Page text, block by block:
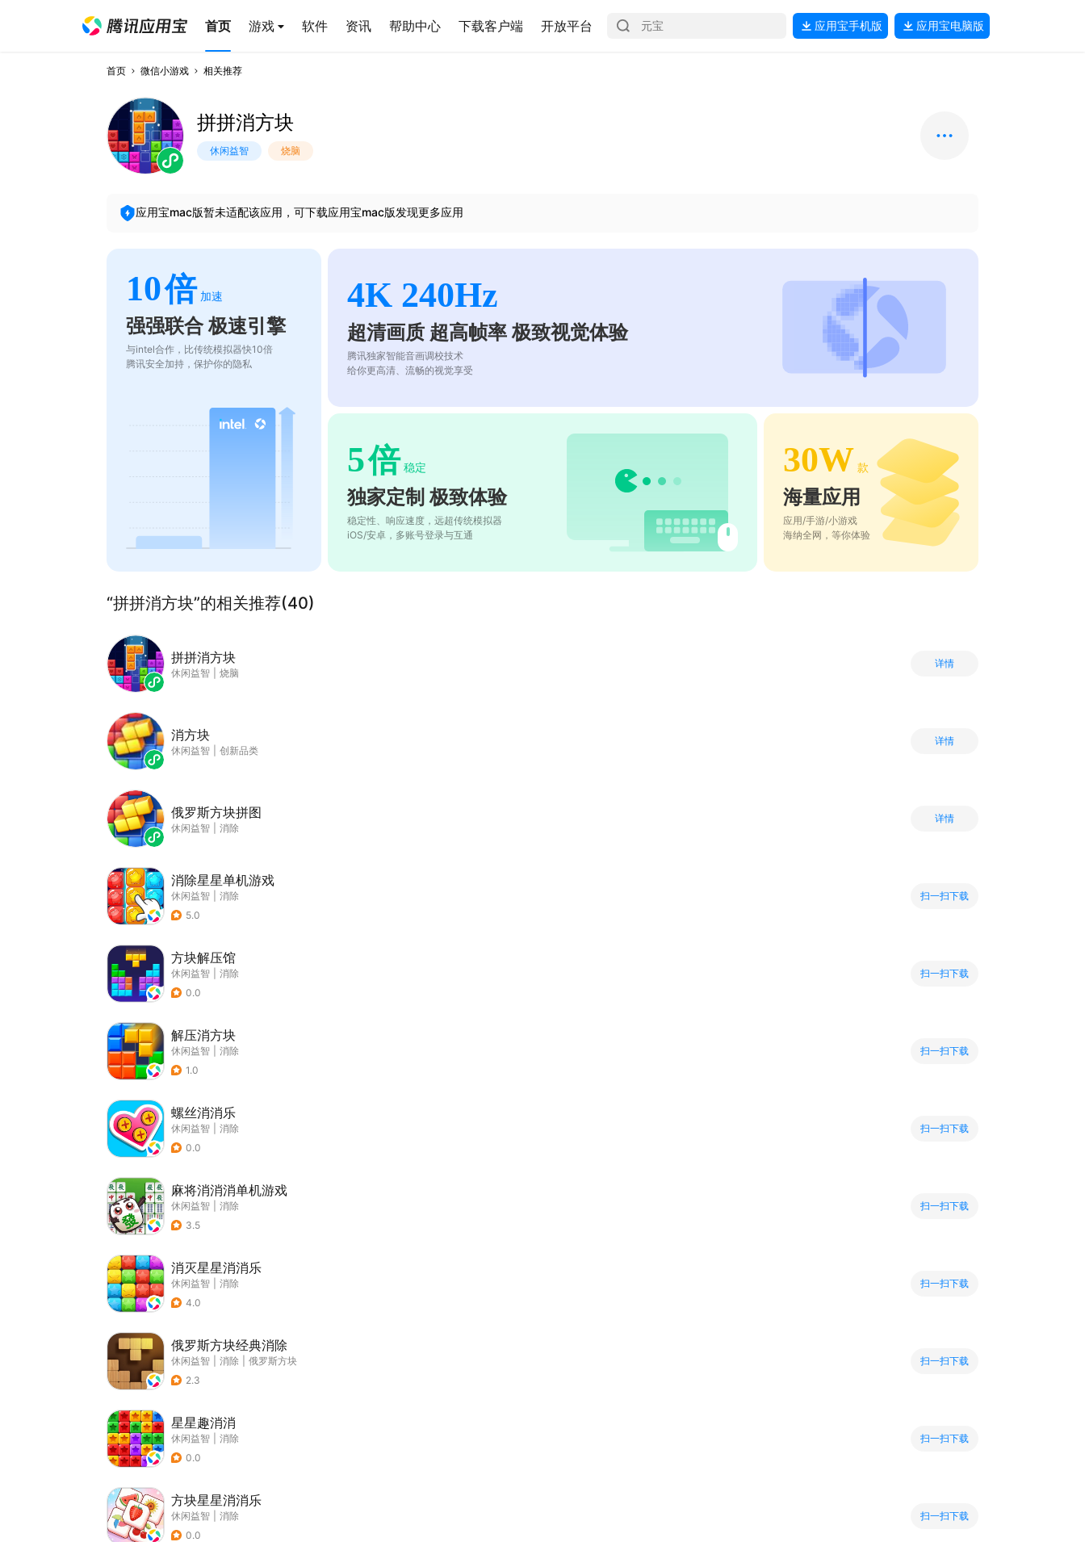
首页 游戏 软件 资讯 帮助中心 下载客户端 开放平台 应用宝手机版 应用宝电脑版
首页 微信小游戏 相关推荐
拼拼消方块
休闲益智 烧脑
应用宝mac版暂未适配该应用，可下载应用宝mac版发现更多应用
10倍 加速
强强联合 极速引擎
与intel合作，比传统模拟器快10倍
腾讯安全加持，保护你的隐私
4K 240Hz
超清画质 超高帧率 极致视觉体验
腾讯独家智能音画调校技术
给你更高清、流畅的视觉享受
5倍 稳定
独家定制 极致体验
稳定性、响应速度，远超传统模拟器
iOS/安卓，多账号登录与互通
30W 款
海量应用
应用/手游/小游戏
海纳全网，等你体验
“拼拼消方块”的相关推荐(40)
拼拼消方块
休闲益智 烧脑
详情
消方块
休闲益智 创新品类
详情
俄罗斯方块拼图
休闲益智 消除
详情
消除星星单机游戏
休闲益智
消除
5.0
扫一扫下载
方块解压馆
休闲益智
消除
0.0
扫一扫下载
解压消方块
休闲益智
消除
1.0
扫一扫下载
螺丝消消乐
休闲益智
消除
0.0
扫一扫下载
麻将消消消单机游戏
休闲益智
消除
3.5
扫一扫下载
消灭星星消消乐
休闲益智
消除
4.0
扫一扫下载
俄罗斯方块经典消除
休闲益智 消除
俄罗斯方块
2.3
扫一扫下载
星星趣消消
休闲益智
消除
0.0
扫一扫下载
方块星星消消乐
休闲益智
消除
0.0
扫一扫下载